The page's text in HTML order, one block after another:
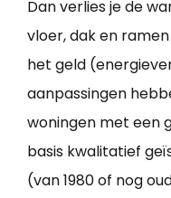
Dan verlies je de
vloer, dak en
het geld
aanpassingen
woningen met een
basis kwalitatief
(van 1980 of nog